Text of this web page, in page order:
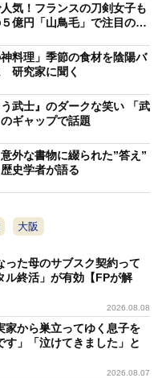
いる今回の試みについ
秘伝について詳細を
祐直（1552年～1611
奥義を記した秘伝書
代から研究を重ねてき
仕えて将軍家はじめ
た。その結果、秘伝書
せん。
った経緯は？
気！フランスの刀剣女子も
億円「山鳥毛」で注目の博
料理」季節の食材を陰陽バ
研究家に聞く
武士』のダークな笑い 「武
ギャップで話題
外な書物に綴られた”答え”
史学者が語る
大阪
った母のサブスク契約って
ル終活」が有効【FPが解
2026.08.08
家から巣立ってゆく息子を
す」「泣けてきました」と
2026.08.07